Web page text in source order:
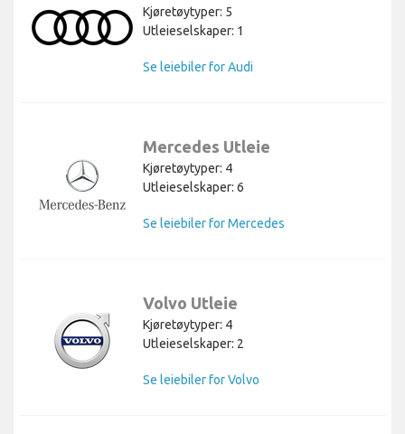
Kjøretøytyper: 5
Utleieselskaper: 1
Se leiebiler for Audi
Mercedes Utleie
Kjøretøytyper: 4
Utleieselskaper: 6
Se leiebiler for Mercedes
Volvo Utleie
Kjøretøytyper: 4
Utleieselskaper: 2
Se leiebiler for Volvo